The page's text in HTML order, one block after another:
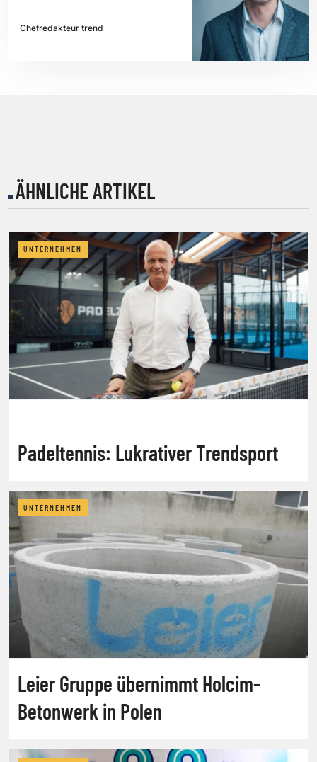
Chefredakteur trend
ÄHNLICHE ARTIKEL
UNTERNEHMEN
Padeltennis: Lukrativer Trendsport
UNTERNEHMEN
Leier Gruppe übernimmt Holcim-
Betonwerk in Polen